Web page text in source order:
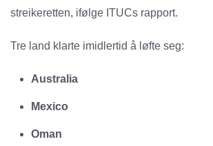
streikeretten, ifølge ITUCs rapport.
Tre land klarte imidlertid å løfte seg:
Australia
Mexico
Oman